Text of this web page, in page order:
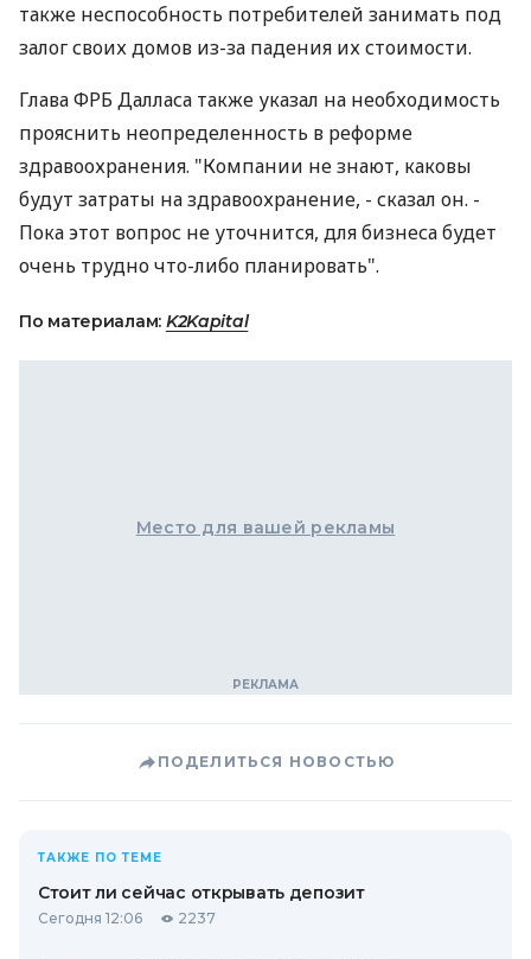
также неспособность потребителей занимать под
залог своих домов из-за падения их стоимости.
Глава ФРБ Далласа также указал на необходимость
прояснить неопределенность в реформе
здравоохранения. "Компании не знают, каковы
будут затраты на здравоохранение, - сказал он. -
Пока этот вопрос не уточнится, для бизнеса будет
очень трудно что-либо планировать".
По материалам: K2Kapital
Место для вашей рекламы
ПОДЕЛИТЬСЯ НОВОСТЬЮ
ТАКЖЕ ПО ТЕМЕ
Стоит ли сейчас открывать депозит
Сегодня 12:06 2237